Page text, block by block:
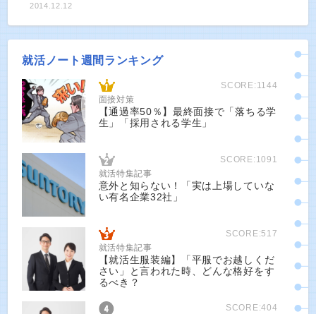
2014.12.12
就活ノート週間ランキング
SCORE:1144
面接対策
【通過率50％】最終面接で「落ちる学
生」「採用される学生」
SCORE:1091
就活特集記事
意外と知らない！「実は上場していな
い有名企業32社」
SCORE:517
就活特集記事
【就活生服装編】「平服でお越しくだ
さい」と言われた時、どんな格好をす
るべき？
SCORE:404